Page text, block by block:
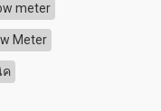
meter
Meter
ค